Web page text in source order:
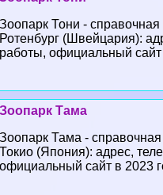
Зоопарк Тони -
Ротенбург (Швейцария):
работы, официальный сайт
Зоопарк Тама
Зоопарк Тама -
Токио (Япония): адрес,
официальный сайт в 2023